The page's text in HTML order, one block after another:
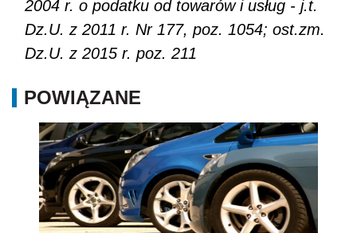
2004 r. o podatku od towarów i usług - j.t.
Dz.U. z 2011 r. Nr 177, poz. 1054; ost.zm.
Dz.U. z 2015 r. poz. 211
POWIĄZANE